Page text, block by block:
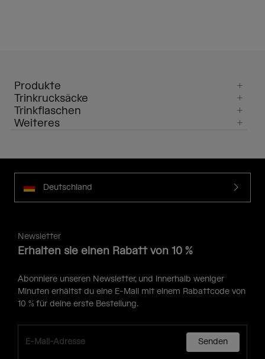
Produkte
Trinkrucksäcke
Trinkflaschen
Weiteres
Deutschland
Newsletter
Erhalten sie einen Rabatt von 10 %
Abonniere unseren Newsletter, und innerhalb weniger
Minuten erhältst du eine E-Mail mit einem Rabattcode von
10 % für deine erste Bestellung.
Senden